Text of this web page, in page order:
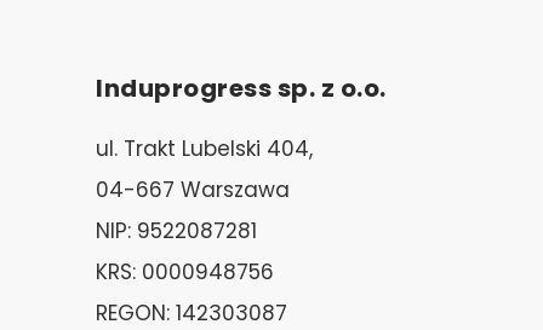
Induprogress sp. z o.o.
ul. Trakt Lubelski 404,
04-667 Warszawa
NIP: 9522087281
KRS: 0000948756
REGON: 142303087